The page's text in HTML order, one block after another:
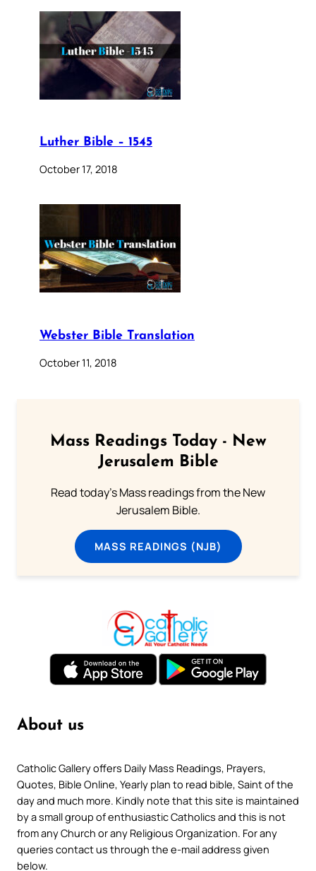
Luther Bible – 1545
October 17, 2018
Webster Bible Translation
October 11, 2018
Mass Readings Today - New
Jerusalem Bible
Read today's Mass readings from the New
Jerusalem Bible.
MASS READINGS (NJB)
About us
Catholic Gallery offers Daily Mass Readings, Prayers,
Quotes, Bible Online, Yearly plan to read bible, Saint of the
day and much more. Kindly note that this site is maintained
by a small group of enthusiastic Catholics and this is not
from any Church or any Religious Organization. For any
queries contact us through the e-mail address given
below.